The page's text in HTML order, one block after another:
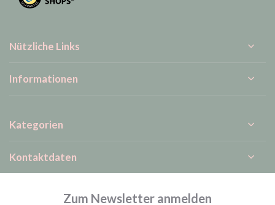
Nützliche Links
Informationen
Kategorien
Kontaktdaten
Zum Newsletter anmelden